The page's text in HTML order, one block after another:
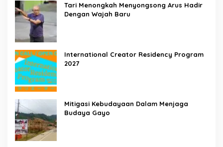
Tari Menongkah Menyongsong Arus Hadir
Dengan Wajah Baru
International Creator Residency Program
2027
Mitigasi Kebudayaan Dalam Menjaga
Budaya Gayo